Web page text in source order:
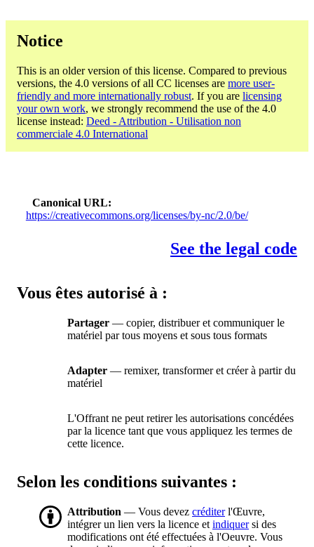
Notice
This is an older version of this license. Compared to previous
versions, the 4.0 versions of all CC licenses are more user-
friendly and more internationally robust. If you are licensing
your own work, we strongly recommend the use of the 4.0
license instead: Deed - Attribution - Utilisation non
commerciale 4.0 International
Canonical URL
https://creativecommons.org/licenses/by-nc/2.0/be/
See the legal code
Vous êtes autorisé à :
Partager — copier, distribuer et communiquer le
matériel par tous moyens et sous tous formats
Adapter — remixer, transformer et créer à partir du
matériel
L'Offrant ne peut retirer les autorisations concédées
par la licence tant que vous appliquez les termes de
cette licence.
Selon les conditions suivantes :
Attribution — Vous devez créditerl'Œuvre,
intégrer un lien vers la licence et indiquersi des
modifications ont été effectuées à l'Oeuvre. Vous